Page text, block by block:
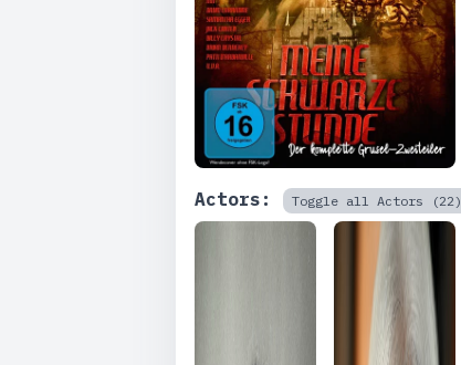
Actors: Toggle all Actors (22)